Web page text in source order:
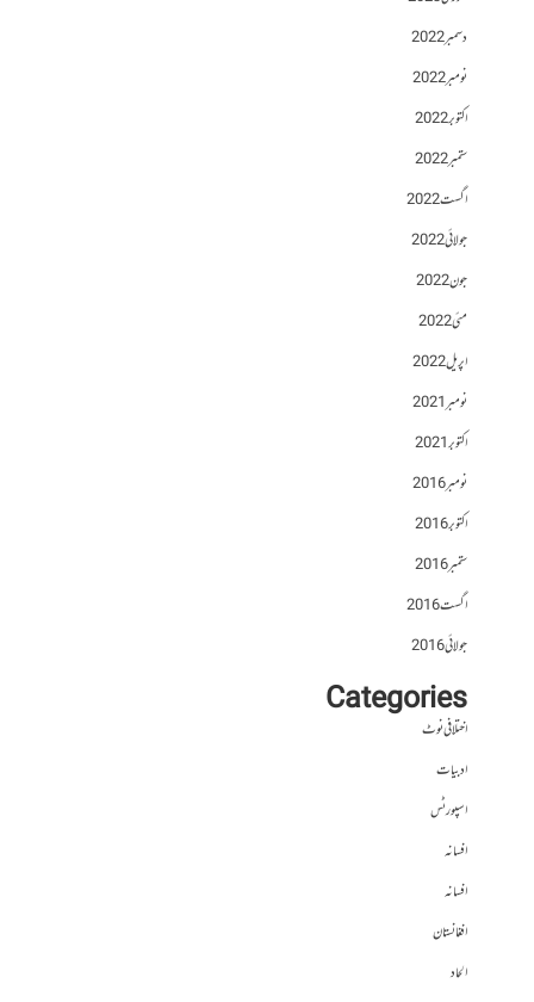
دسمبر 2022
نومبر 2022
اکتوبر 2022
ستمبر 2022
اگست 2022
جولائی 2022
جون 2022
مئی 2022
اپریل 2022
نومبر 2021
اکتوبر 2021
نومبر 2016
اکتوبر 2016
ستمبر 2016
اگست 2016
جولائی 2016
Categories
اختلافی نوٹ
ادبیات
اسپورٹس
افسانہ
افسانہ
افغانستان
الحاد